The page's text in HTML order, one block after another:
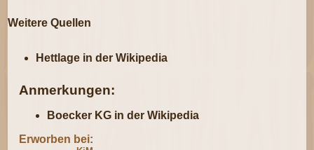
Anmerkungen:
Boecker KG in der Wikipedia
Erworben bei:
Weitere Quellen
Hettlage in der Wikipedia